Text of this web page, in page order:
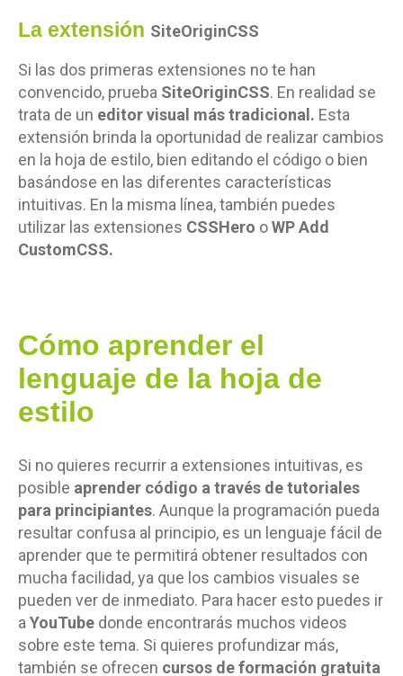
La extensión SiteOriginCSS
Si las dos primeras extensiones no te han
convencido, prueba SiteOriginCSS. En realidad se
trata de un editor visual más tradicional. Esta
extensión brinda la oportunidad de realizar cambios
en la hoja de estilo, bien editando el código o bien
basándose en las diferentes características
intuitivas. En la misma línea, también puedes
utilizar las extensiones CSSHero oWP Add
CustomCSS.
Cómo aprender el
lenguaje de la hoja de
estilo
Si no quieres recurrir a extensiones intuitivas, es
posible aprender código a través de tutoriales
para principiantes. Aunque la programación pueda
resultar confusa al principio, es un lenguaje fácil de
aprender que te permitirá obtener resultados con
mucha facilidad, ya que los cambios visuales se
pueden ver de inmediato. Para hacer esto puedes ir
a YouTube donde encontrarás muchos videos
sobre este tema. Si quieres profundizar más,
también se ofrecen cursos de formación gratuita